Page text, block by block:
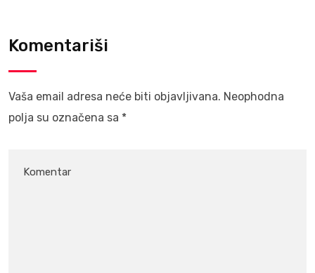
Komentariši
Vaša email adresa neće biti objavljivana. Neophodna
polja su označena sa *